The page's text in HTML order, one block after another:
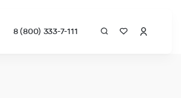
8 (800) 333-7-111